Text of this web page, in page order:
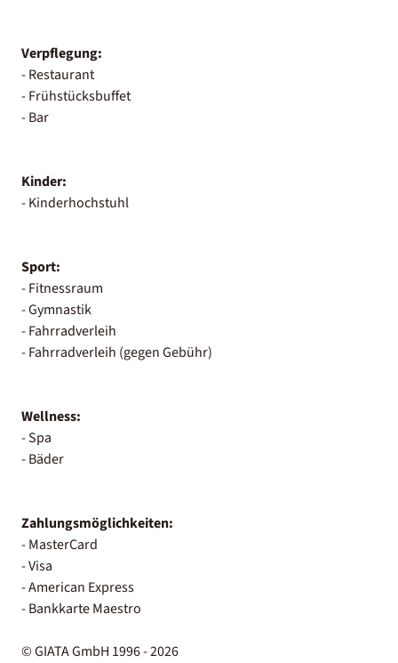
Verpflegung:
- Restaurant
- Frühstücksbuffet
- Bar
Kinder:
- Kinderhochstuhl
Sport:
- Fitnessraum
- Gymnastik
- Fahrradverleih
- Fahrradverleih (gegen Gebühr)
Wellness:
- Spa
- Bäder
Zahlungsmöglichkeiten:
- MasterCard
- Visa
- American Express
- Bankkarte Maestro
© GIATA GmbH 1996 - 2026